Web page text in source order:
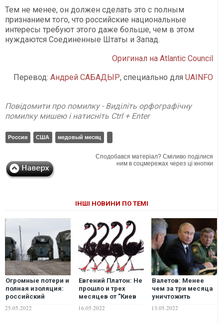
Тем не менее, он должен сделать это с полным
признанием того, что российские национальные
интересы требуют этого даже больше, чем в этом
нуждаются Соединенные Штаты и Запад.
Оригинал на Atlantic Council
Перевод:Андрей САБАДЫР, специально дляUAINFO
Повідомити про помилку - Виділіть орфографічну
помилку мишею і натисніть Ctrl + Enter
Россия США медовый месяц
Сподобався матеріал? Сміливо поділися
ним в соцмережах через ці кнопки
ІНШІ НОВИНИ ПО ТЕМІ
Огромные потери и
полная изоляция:
российский
итоги трех месяцев
25.05.2022
Евгений Платон: Не
прошло и трех
месяцев от "Киев
дня", как
16.05.2022
Валетов: Менее
чем за три месяца
уничтожить
лишить будущего
13.05.2022